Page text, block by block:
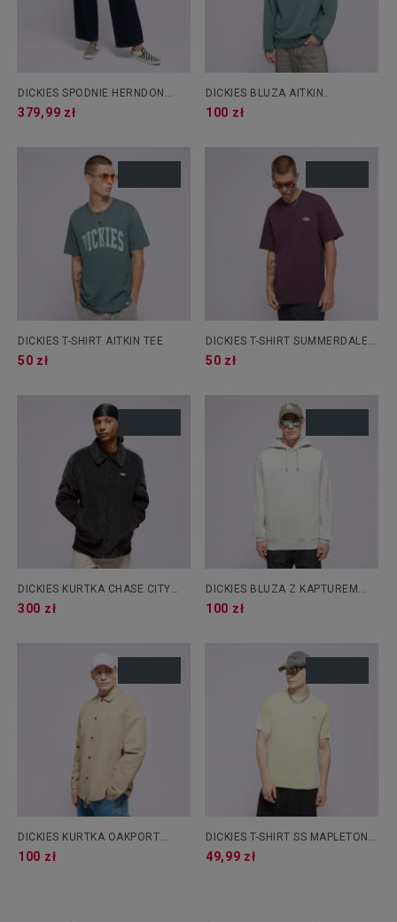
DICKIES SPODNIE HERNDON
DENIM W
379,99 zł
DICKIES BLUZA AITKIN
SWEATSHIRT
100 zł
DICKIES T-SHIRT AITKIN TEE
50 zł
DICKIES T-SHIRT SUMMERDALE
SS TEE
50 zł
DICKIES KURTKA CHASE CITY
JACKET
300 zł
DICKIES BLUZA Z KAPTUREM
SUMMERDALE HOODIE
100 zł
DICKIES KURTKA OAKPORT
COACH
100 zł
DICKIES T-SHIRT SS MAPLETON
TEE
49,99 zł